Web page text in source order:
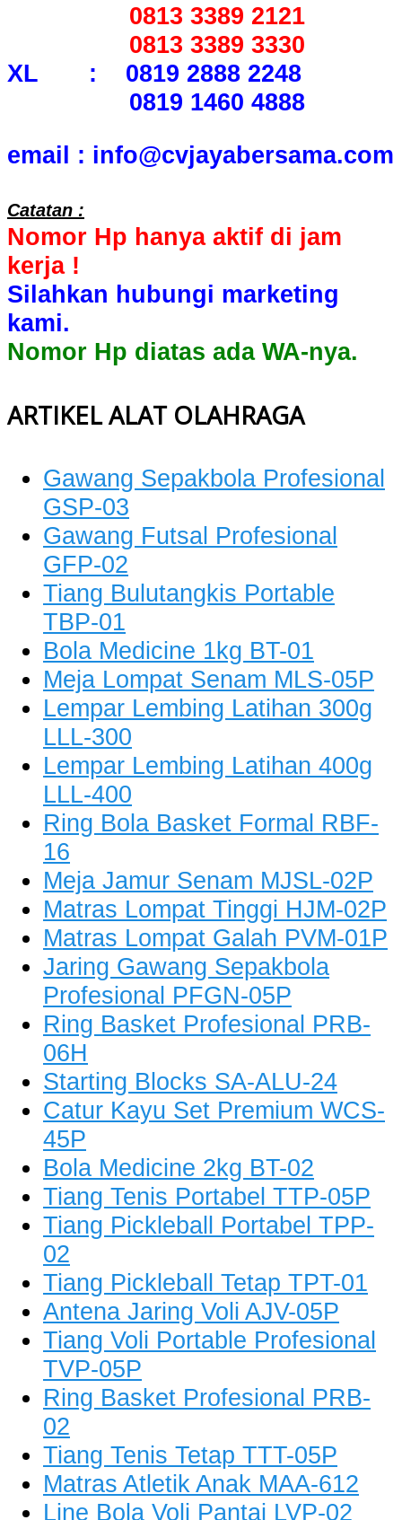
0813 3389 2121
0813 3389 3330
XL : 0819 2888 2248
0819 1460 4888
email : info@cvjayabersama.com
Catatan :
Nomor Hp hanya aktif di jam
kerja !
Silahkan hubungi marketing
kami.
Nomor Hp diatas ada WA-nya.
ARTIKEL ALAT OLAHRAGA
Gawang Sepakbola Profesional
GSP-03
Gawang Futsal Profesional
GFP-02
Tiang Bulutangkis Portable
TBP-01
Bola Medicine 1kg BT-01
Meja Lompat Senam MLS-05P
Lempar Lembing Latihan 300g
LLL-300
Lempar Lembing Latihan 400g
LLL-400
Ring Bola Basket Formal RBF-
16
Meja Jamur Senam MJSL-02P
Matras Lompat Tinggi HJM-02P
Matras Lompat Galah PVM-01P
Jaring Gawang Sepakbola
Profesional PFGN-05P
Ring Basket Profesional PRB-
06H
Starting Blocks SA-ALU-24
Catur Kayu Set Premium WCS-
45P
Bola Medicine 2kg BT-02
Tiang Tenis Portabel TTP-05P
Tiang Pickleball Portabel TPP-
02
Tiang Pickleball Tetap TPT-01
Antena Jaring Voli AJV-05P
Tiang Voli Portable Profesional
TVP-05P
Ring Basket Profesional PRB-
02
Tiang Tenis Tetap TTT-05P
Matras Atletik Anak MAA-612
Line Bola Voli Pantai LVP-02